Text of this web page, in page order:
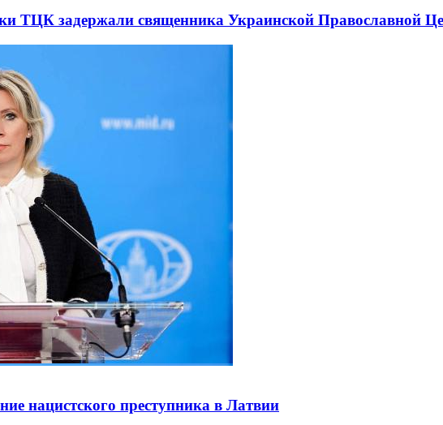
ТЦК задержали священника Украинской Православной
нацистского преступника в Латвии